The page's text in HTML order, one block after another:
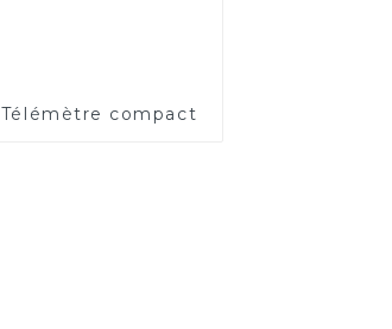
Télémètre compact